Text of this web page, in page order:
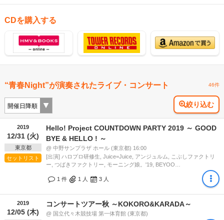
CDを購入する
“青春Night”が演奏されたライブ・コンサート 46件
絞り込む
2019
12/31 (火)
東京都
セットリスト
Hello! Project COUNTDOWN PARTY 2019 ～ GOOD
BYE & HELLO ! ～
@ 中野サンプラザ ホール (東京都) 16:00
[出演] ハロプロ研修生, Juice=Juice, アンジュルム, こぶしファクトリ
ー, つばきファクトリー, モーニング娘。'19, BEYOO…
1 件 1 人 3 人
2019
12/05 (木)
コンサートツアー秋 ～KOKORO&KARADA～
@ 国立代々木競技場 第一体育館 (東京都)